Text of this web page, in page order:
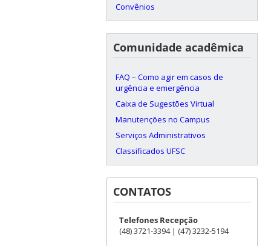
Convênios
Comunidade acadêmica
FAQ – Como agir em casos de
urgência e emergência
Caixa de Sugestões Virtual
Manutenções no Campus
Serviços Administrativos
Classificados UFSC
CONTATOS
Telefones Recepção
(48) 3721-3394 | (47) 3232-5194